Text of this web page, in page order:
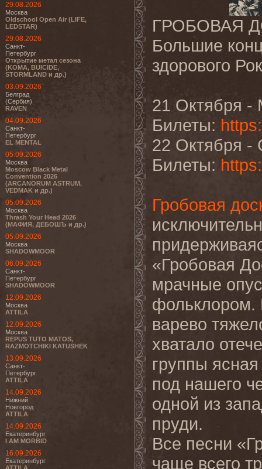
29.08.2026
Москва
Oldschool Open Air (LIFE,
LEDSTAR)
29.08.2026
Санкт-
Петербург
Открытие метал сезона
(KOMA, BUICIDE,
STORMLAND и др.)
03.09.2026
Белград
(Сербия)
RAVEN
04.09.2026
Санкт-
Петербург
EL MENTAL
05.09.2026
Москва
Moscow Black Metal
Convention 2026
(ARCANORUM ASTRUM,
VEDMAK и др.)
05.09.2026
Москва
Thrash Your Head 2026
(МАФИЯ, ДЕБОШЪ и др.)
05.09.2026
Москва
SHADOWMOOR
06.09.2026
Санкт-
Петербург
SHADOWMOOR
12.09.2026
Москва
ATTILA
12.09.2026
Москва
REPUS TUTO MATOS,
RAZMOTCHIKI KATUSHEK
13.09.2026
Санкт-
Петербург
ATTILA
14.09.2026
Нижний
Новгород
ATTILA
14.09.2026
Екатеринбург
I AM MORBID
16.09.2026
Екатеринбург
ГРОБОВАЯ
Большие
здорового
21 Октября -
Билеты:
22 Октября -
Билеты:
Гробовая
«Гробовая
мрачные
фольклором.
варево
хватало
группы
под нашего
одной из
пруди.
Все песни
чаще всего